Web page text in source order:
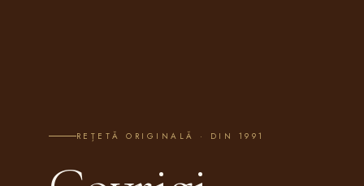
REȚETĂ ORIGINALĂ · DIN 1991